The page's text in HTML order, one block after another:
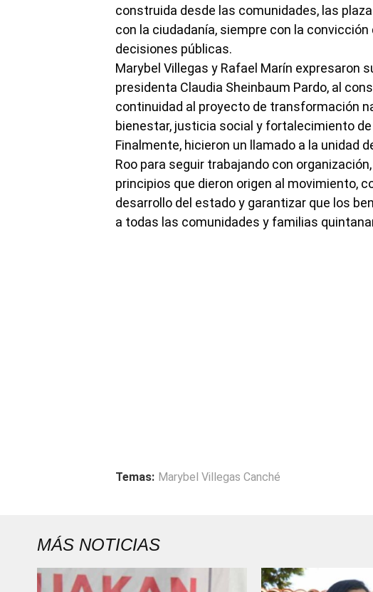
construida desde las comunidades, las
con la ciudadanía, siempre con la
decisiones públicas.
Marybel Villegas y Rafael Marín expresaron
presidenta Claudia Sheinbaum Pardo, al
continuidad al proyecto de transformación
bienestar, justicia social y fortalecimiento
Finalmente, hicieron un llamado a la unidad
Roo para seguir trabajando con
principios que dieron origen al movimiento,
desarrollo del estado y garantizar que los
a todas las comunidades y familias
Temas: Marybel Villegas Canché
MÁS NOTICIAS